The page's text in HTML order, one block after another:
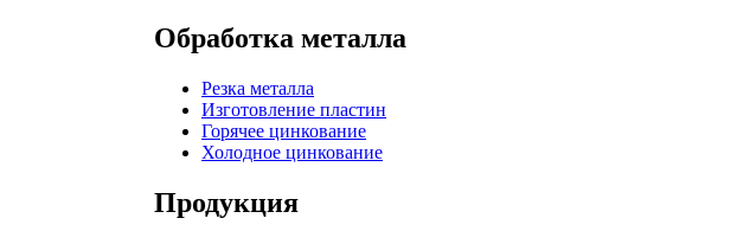
Обработка металла
Резка металла
Изготовление пластин
Горячее цинкование
Холодное цинкование
Продукция